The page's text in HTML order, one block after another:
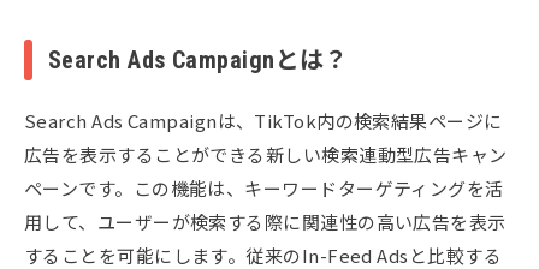
Search Ads Campaignとは？
Search Ads Campaignは、TikTok内の検索結果ページに
広告を表示することができる新しい検索連動型広告キャン
ペーンです。この機能は、キーワードターゲティングを活
用して、ユーザーが検索する際に関連性の高い広告を表示
することを可能にします。従来のIn-Feed Adsと比較する